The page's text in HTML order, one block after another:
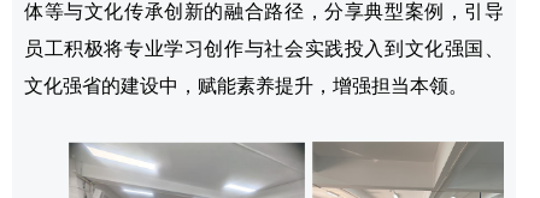
体等与文化传承创新的融合路径，分享典型案例，引导
员工积极将专业学习创作与社会实践投入到文化强国、
文化强省的建设中，赋能素养提升，增强担当本领。